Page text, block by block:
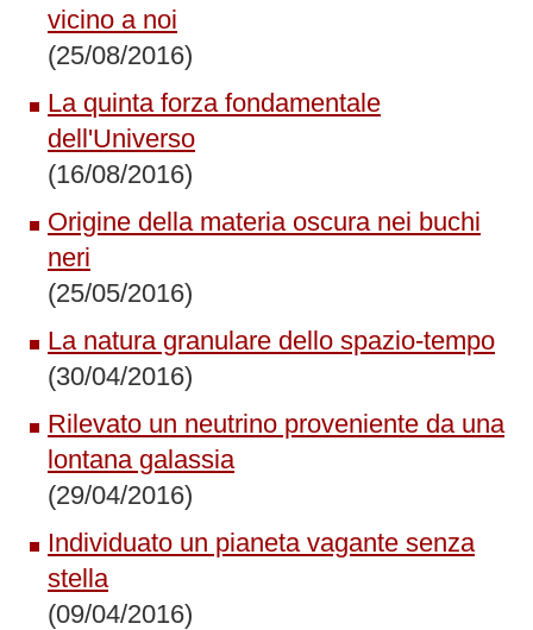
vicino a noi
(25/08/2016)
La quinta forza fondamentale
dell'Universo
(16/08/2016)
Origine della materia oscura nei buchi
neri
(25/05/2016)
La natura granulare dello spazio-tempo
(30/04/2016)
Rilevato un neutrino proveniente da una
lontana galassia
(29/04/2016)
Individuato un pianeta vagante senza
stella
(09/04/2016)